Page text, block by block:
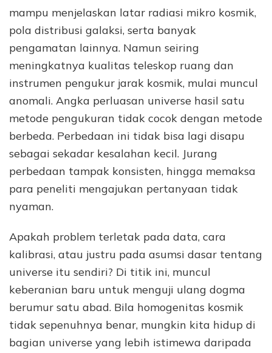
mampu menjelaskan latar radiasi mikro kosmik,
pola distribusi galaksi, serta banyak
pengamatan lainnya. Namun seiring
meningkatnya kualitas teleskop ruang dan
instrumen pengukur jarak kosmik, mulai muncul
anomali. Angka perluasan universe hasil satu
metode pengukuran tidak cocok dengan metode
berbeda. Perbedaan ini tidak bisa lagi disapu
sebagai sekadar kesalahan kecil. Jurang
perbedaan tampak konsisten, hingga memaksa
para peneliti mengajukan pertanyaan tidak
nyaman.
Apakah problem terletak pada data, cara
kalibrasi, atau justru pada asumsi dasar tentang
universe itu sendiri? Di titik ini, muncul
keberanian baru untuk menguji ulang dogma
berumur satu abad. Bila homogenitas kosmik
tidak sepenuhnya benar, mungkin kita hidup di
bagian universe yang lebih istimewa daripada